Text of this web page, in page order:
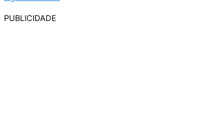
PUBLICIDADE